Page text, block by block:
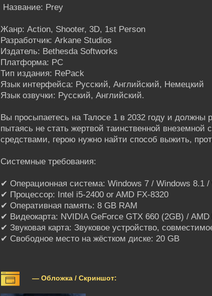
Название: Prey
Жанр: Action, Shooter, 3D, 1st Person
Разработчик: Arkane Studios
Издатель: Bethesda Softworks
Платформа: PC
Тип издания: RePack
Язык интерфейса: Русский, Английский, Немецкий
Язык озвучки: Русский, Английский.
Вы просыпаетесь на Талосе 1 в 2032 году и должны
пытаясь не стать жертвой таинственной
средствами, герою нужно найти способ выжить,
Системные требования:
✔ Операционная система: Windows 7 / Windows 8.1
✔ Процессор: Intel i5-2400 or AMD FX-8320
✔ Оперативная память: 8 GB RAM
✔ Видеокарта: NVIDIA GeForce GTX 660 (2GB) / AMD
✔ Звуковая карта: Звуковое устройство,
✔ Свободное место на жёстком диске: 20 GB
— Обложка / Скриншот: